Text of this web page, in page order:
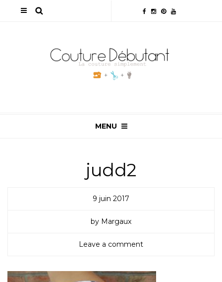
MENU
judd2
9 juin 2017
by Margaux
Leave a comment